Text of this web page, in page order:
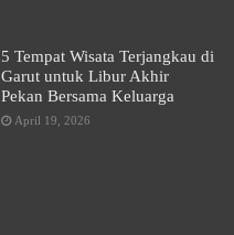
5 Tempat Wisata Terjangkau di
Garut untuk Libur Akhir
Pekan Bersama Keluarga
April 19, 2026